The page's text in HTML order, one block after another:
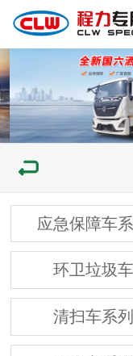
应急保障车
环卫垃圾车
清扫车系列